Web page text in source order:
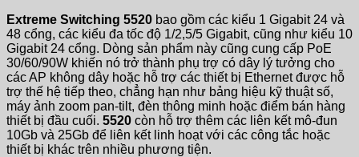
Extreme Switching 5520 bao gồm các kiểu 1 Gigabit 24 và
48 cổng, các kiểu đa tốc độ 1/2,5/5 Gigabit, cũng như kiểu 10
Gigabit 24 cổng. Dòng sản phẩm này cũng cung cấp PoE
30/60/90W khiến nó trở thành phụ trợ có dây lý tưởng cho
các AP không dây hoặc hỗ trợ các thiết bị Ethernet được hỗ
trợ thế hệ tiếp theo, chẳng hạn như bảng hiệu kỹ thuật số,
máy ảnh zoom pan-tilt, đèn thông minh hoặc điểm bán hàng
thiết bị đầu cuối. 5520 còn hỗ trợ thêm các liên kết mô-đun
10Gb và 25Gb để liên kết linh hoạt với các công tắc hoặc
thiết bị khác trên nhiều phương tiện.